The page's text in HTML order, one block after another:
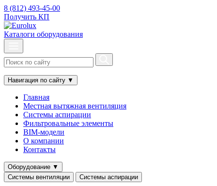
8 (812) 493-45-00
Получить КП
Каталоги оборудования
Навигация по сайту ▼
Главная
Местная вытяжная вентиляция
Системы аспирации
Фильтровальные элементы
BIM-модели
О компании
Контакты
Оборудование ▼
Системы вентиляции
Системы аспирации